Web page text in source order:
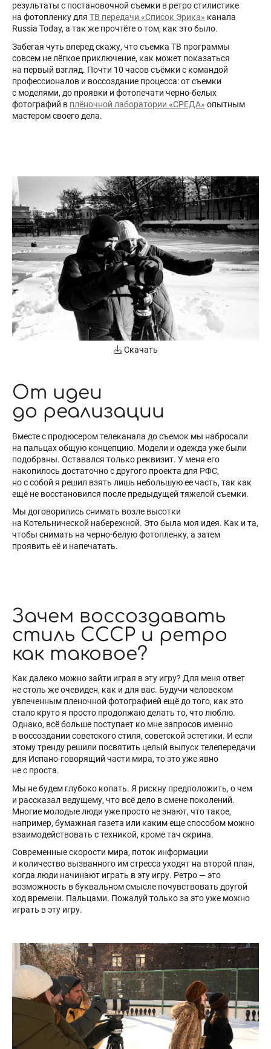
результаты с постановочной съемки в ретро стилистике
на фотопленку для ТВ передачи «Список Эрика» канала
Russia Today, а так же прочтёте о том, как это было.
Забегая чуть вперед скажу, что съемка ТВ программы
совсем не лёгкое приключение, как может показаться
на первый взгляд. Почти 10 часов съёмки с командой
профессионалов и воссоздание процесса: от съемки
с моделями, до проявки и фотопечати черно-белых
фотографий в плёночной лаборатории «СРЕДА» опытным
мастером своего дела.
От идеи
до реализации
Вместе с продюсером телеканала до съемок мы набросали
на пальцах общую концепцию. Модели и одежда уже были
подобраны. Оставался только реквизит. У меня его
накопилось достаточно с другого проекта для РФС,
но с собой я решил взять лишь небольшую ее часть, так как
ещё не восстановился после предыдущей тяжелой съемки.
Мы договорились снимать возле высотки
на Котельнической набережной. Это была моя идея. Как и та,
чтобы снимать на черно-белую фотопленку, а затем
проявить её и напечатать.
Скачать
Зачем воссоздавать
стиль СССР и ретро
как таковое?
Как далеко можно зайти играя в эту игру? Для меня ответ
не столь же очевиден, как и для вас. Будучи человеком
увлеченным пленочной фотографией ещё до того, как это
стало круто я просто продолжаю делать то, что люблю.
Однако, всё больше поступает ко мне запросов именно
в воссоздании советского стиля, советской эстетики. И если
этому тренду решили посвятить целый выпуск телепередачи
для Испано-говорящий части мира, то это уже явно
не с проста.
Мы не будем глубоко копать. Я рискну предположить, о чем
и рассказал ведущему, что всё дело в смене поколений.
Многие молодые люди уже просто не знают, что такое,
например, бумажная газета или каким еще способом можно
взаимодействовать с техникой, кроме тач скрина.
Современные скорости мира, поток информации
и количество вызванного им стресса уходят на второй план,
когда люди начинают играть в эту игру. Ретро — это
возможность в буквальном смысле почувствовать другой
ход времени. Пальцами. Пожалуй только за это уже можно
играть в эту игру.